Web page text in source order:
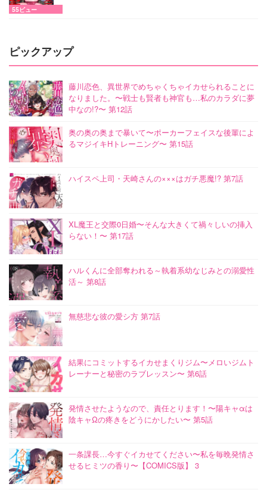
55ビュー
ピックアップ
藤川恋色、異世界でめちゃくちゃイカせられることに
なりました。〜戦士も賢者も神官も…私のカラダに夢
中なの!?〜 第12話
奥の奥の奥まで暴いて〜ポーカーフェイスな後輩によ
るマジイキHトレーニング〜 第15話
ハイスペ上司・天崎さんの×××はガチ悪魔!? 第7話
XL魔王と交際0日婚〜そんな大きくて禍々しいの挿入
らない！〜 第17話
ハルくんに全部奪われる～執着系幼なじみとの溺愛性
活～ 第8話
無慈悲な彼の愛シ方 第7話
結果にコミットするイカせまくりジム〜メロいジムト
レーナーと秘密のラブレッスン〜 第6話
発情させたようなので、責任とります！〜陽キャαは
陰キャΩの疼きをどうにかしたい〜 第5話
一条課長…今すぐイカせてください〜私を毎晩発情さ
せるヒミツの香り〜【COMICS版】 3